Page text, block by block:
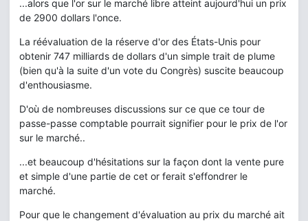
...alors que l'or sur le marché libre atteint aujourd'hui un prix
de 2900 dollars l'once.
La réévaluation de la réserve d'or des États-Unis pour
obtenir 747 milliards de dollars d'un simple trait de plume
(bien qu'à la suite d'un vote du Congrès) suscite beaucoup
d'enthousiasme.
D'où de nombreuses discussions sur ce que ce tour de
passe-passe comptable pourrait signifier pour le prix de l'or
sur le marché..
...et beaucoup d'hésitations sur la façon dont la vente pure
et simple d'une partie de cet or ferait s'effondrer le
marché.
Pour que le changement d'évaluation au prix du marché ait